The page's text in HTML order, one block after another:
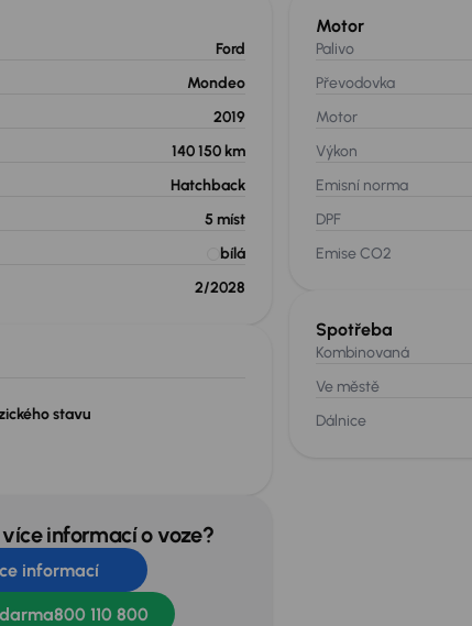
Ford
Mondeo
2019
140 150 km
Hatchback
5 míst
bílá
2/2028
stavu
informací o voze?
informací
800 110 800
Motor
Palivo
Převodovka
Motor
Výkon
Emisní norma
DPF
Emise CO2
Spotřeba
Kombinovaná
Ve městě
Dálnice